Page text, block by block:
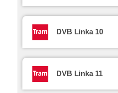
DVB Linka 10
DVB Linka 11